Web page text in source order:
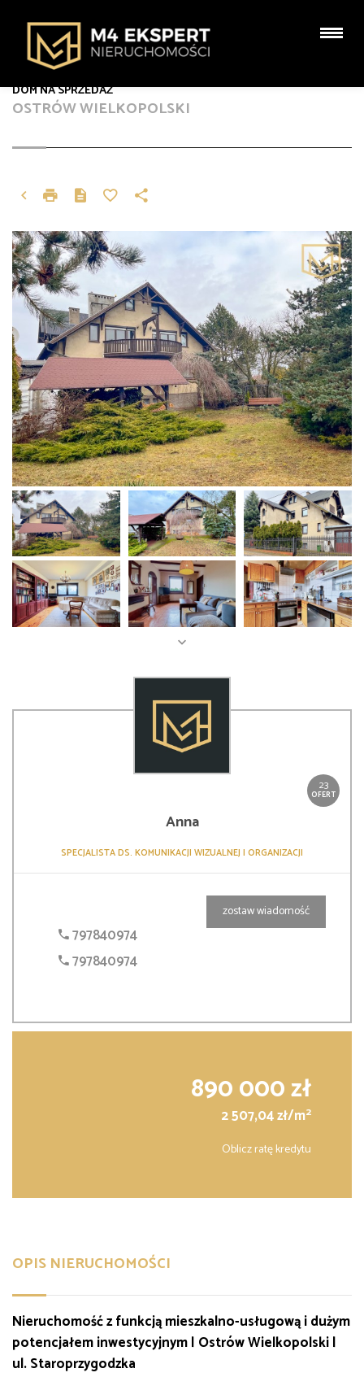
OSTRÓW WIELKOPOLSKI
DOM NA SPRZEDAŻ
23
OFERT
Anna
SPECJALISTA DS. KOMUNIKACJI WIZUALNEJ I ORGANIZACJI
797840974
797840974
zostaw wiadomość
890 000 zł
2 507,04 zł/m2
Oblicz ratę kredytu
OPIS NIERUCHOMOŚCI
Nieruchomość z funkcją mieszkalno-usługową i dużym
potencjałem inwestycyjnym | Ostrów Wielkopolski |
ul. Staroprzygodzka